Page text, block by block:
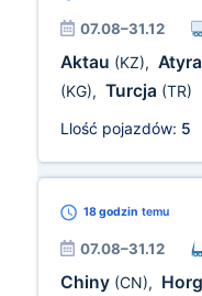
07.08–31.12
Aktau (KZ),
(KG), Turcja (TR)
Llość pojazdów: 5
18 godzin temu
07.08–31.12
Chiny (CN),